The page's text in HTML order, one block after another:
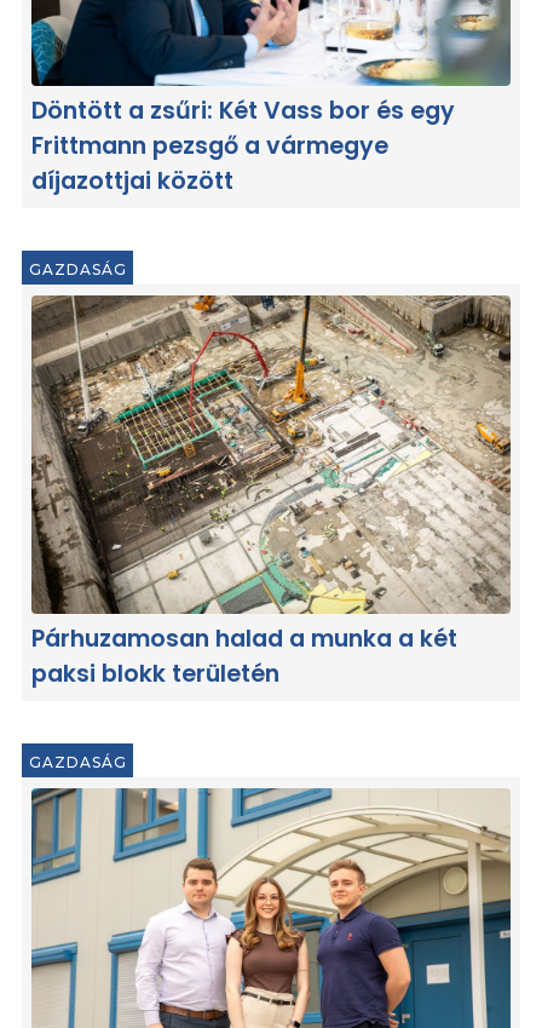
Döntött a zsűri: Két Vass bor és egy
Frittmann pezsgő a vármegye
díjazottjai között
GAZDASÁG
Párhuzamosan halad a munka a két
paksi blokk területén
GAZDASÁG